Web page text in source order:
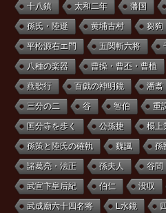
十八鎮 太和二年 藩国
孫氏・陸遜 黄埔古村 芻狗
平松源右エ門 五関斬六将
八種の楽器 曹操・曹丕・曹植
燕歌行 百戯の神明鏡 潘翥
三分の二 谷 智伯 重
国分寺を歩く 公孫捷 榻上
孫策と陸氏の確執 魏諷 孫
諸葛亮・法正 孫夫人 谷間
武宣卞皇后紀 伯仁 没収
武成廟六十四名将 L水鏡